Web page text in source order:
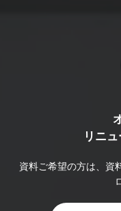
リニ
資料ご希望の方は、資